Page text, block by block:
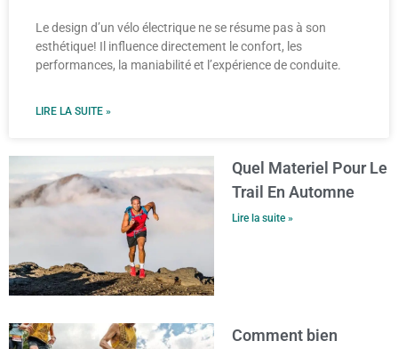
Le design d’un vélo électrique ne se résume pas à son
esthétique! Il influence directement le confort, les
performances, la maniabilité et l’expérience de conduite.
LIRE LA SUITE »
Quel Materiel Pour Le
Trail En Automne
Lire la suite »
Comment bien